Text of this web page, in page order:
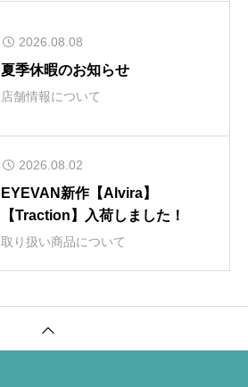
2026.08.08
夏季休暇のお知らせ
店舗情報について
2026.08.02
EYEVAN新作【Alvira】
【Traction】入荷しました！
取り扱い商品について